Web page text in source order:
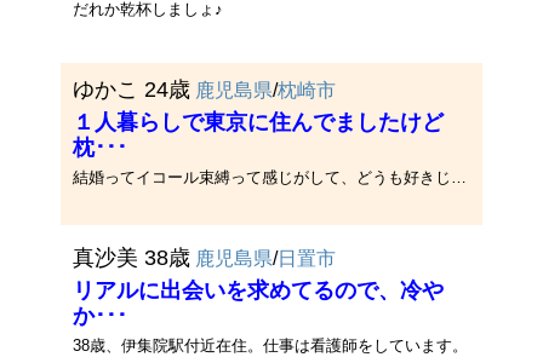
だれか乾杯しましょ♪
ゆかこ 24歳 鹿児島県/枕崎市
１人暮らしで東京に住んでましたけど
枕･･･
結婚ってイコール束縛って感じがして、どうも好きじゃない。それなら独身でドキドキする恋愛楽しんだ方がよくない？って思うん･･･
真沙美 38歳 鹿児島県/日置市
リアルに出会いを求めてるので、冷や
か･･･
38歳、伊集院駅付近在住。仕事は看護師をしています。